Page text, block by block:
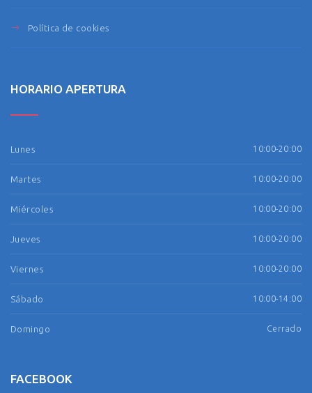
Política de cookies
HORARIO APERTURA
Lunes 10:00-20:00
Martes 10:00-20:00
Miércoles 10:00-20:00
Jueves 10:00-20:00
Viernes 10:00-20:00
Sábado 10:00-14:00
Domingo Cerrado
FACEBOOK